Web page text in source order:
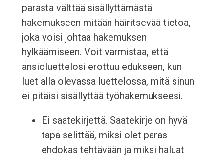
parasta välttää sisällyttämästä
hakemukseen mitään häiritsevää tietoa,
joka voisi johtaa hakemuksen
hylkäämiseen. Voit varmistaa, että
ansioluettelosi erottuu edukseen, kun
luet alla olevassa luettelossa, mitä sinun
ei pitäisi sisällyttää työhakemukseesi.
Ei saatekirjettä. Saatekirje on hyvä
tapa selittää, miksi olet paras
ehdokas tehtävään ja miksi haluat